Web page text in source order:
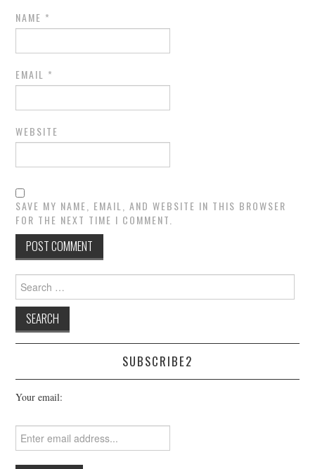
NAME *
EMAIL *
WEBSITE
SAVE MY NAME, EMAIL, AND WEBSITE IN THIS BROWSER
FOR THE NEXT TIME I COMMENT.
for:
SUBSCRIBE2
Your email: